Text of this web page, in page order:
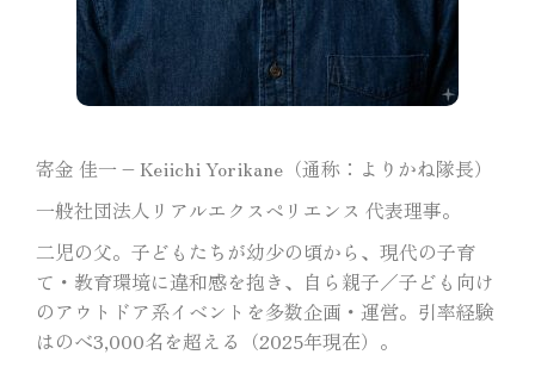
寄金 佳一 – Keiichi Yorikane（通称：よりかね隊長）
一般社団法人リアルエクスペリエンス 代表理事。
二児の父。子どもたちが幼少の頃から、現代の子育
て・教育環境に違和感を抱き、自ら親子／子ども向け
のアウトドア系イベントを多数企画・運営。引率経験
はのべ3,000名を超える（2025年現在）。